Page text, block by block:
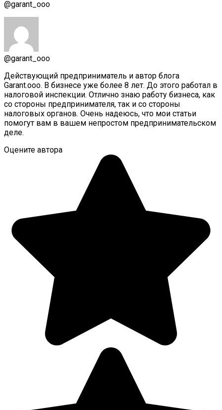
@garant_ooo
@garant_ooo
Действующий предприниматель и автор блога
Garant.ooo. В бизнесе уже более 8 лет. До этого работал в
налоговой инспекции. Отлично знаю работу бизнеса, как
со стороны предпринимателя, так и со стороны
налоговых органов. Очень надеюсь, что мои статьи
помогут вам в вашем непростом предпринимательском
деле.
Оцените автора